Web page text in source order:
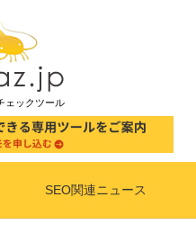
ェックツール
SEO関連ニュース